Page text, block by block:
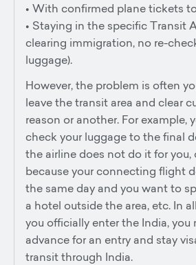
• With confirmed plane tickets
• Staying in the specific Transit
clearing immigration, no re-
luggage).
However, the problem is often
leave the transit area and clear
reason or another. For example,
check your luggage to the final
the airline does not do it for you,
because your connecting flight
the same day and you want to
a hotel outside the area, etc. In
you officially enter the India, you
advance for an entry and stay
transit through India.